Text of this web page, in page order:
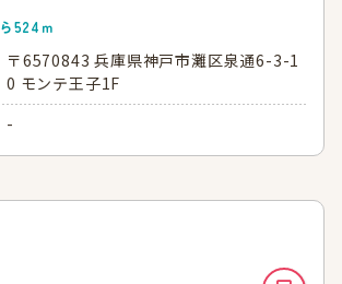
524 ｍ
〒6570843 兵庫県神戸市灘区泉通6-3-1
0 モンテ王子1F
-